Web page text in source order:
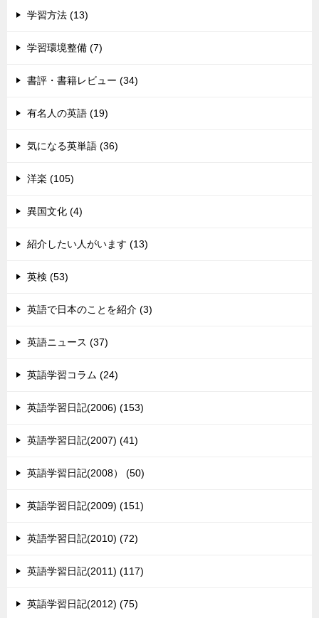
学習方法 (13)
学習環境整備 (7)
書評・書籍レビュー (34)
有名人の英語 (19)
気になる英単語 (36)
洋楽 (105)
異国文化 (4)
紹介したい人がいます (13)
英検 (53)
英語で日本のことを紹介 (3)
英語ニュース (37)
英語学習コラム (24)
英語学習日記(2006) (153)
英語学習日記(2007) (41)
英語学習日記(2008） (50)
英語学習日記(2009) (151)
英語学習日記(2010) (72)
英語学習日記(2011) (117)
英語学習日記(2012) (75)